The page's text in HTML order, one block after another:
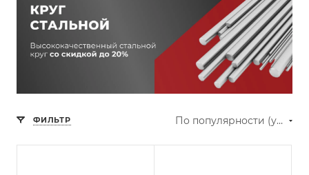
ФИЛЬТР По популярности (убывание)